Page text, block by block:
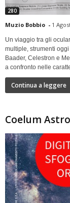
280
Muzio Bobbio - 1
Un viaggio tra gli
multiple, strumenti
Baader, Celestron e
a confronto nelle
Continua a leggere
Coelum